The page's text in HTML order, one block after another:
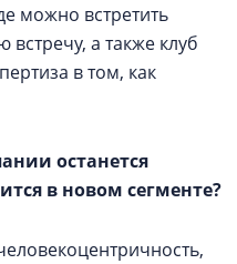
можно встретить
встречу, а также клуб
в том, как
останется
в новом сегменте?